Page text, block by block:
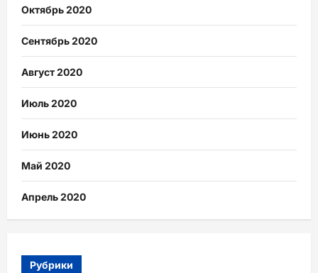
Октябрь 2020
Сентябрь 2020
Август 2020
Июль 2020
Июнь 2020
Май 2020
Апрель 2020
Рубрики